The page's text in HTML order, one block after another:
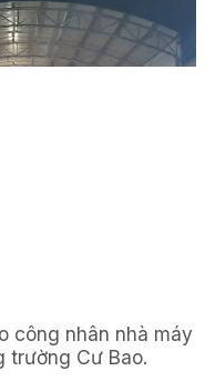
công nhân nhà máy
trường Cư Bao.